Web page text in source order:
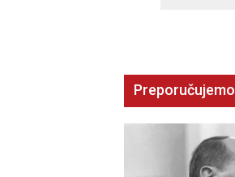
Preporučujemo